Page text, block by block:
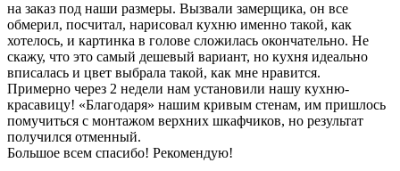
на заказ под наши размеры. Вызвали замерщика, он все
обмерил, посчитал, нарисовал кухню именно такой, как
хотелось, и картинка в голове сложилась окончательно. Не
скажу, что это самый дешевый вариант, но кухня идеально
вписалась и цвет выбрала такой, как мне нравится.
Примерно через 2 недели нам установили нашу кухню-
красавицу! «Благодаря» нашим кривым стенам, им пришлось
помучиться с монтажом верхних шкафчиков, но результат
получился отменный.
Большое всем спасибо! Рекомендую!